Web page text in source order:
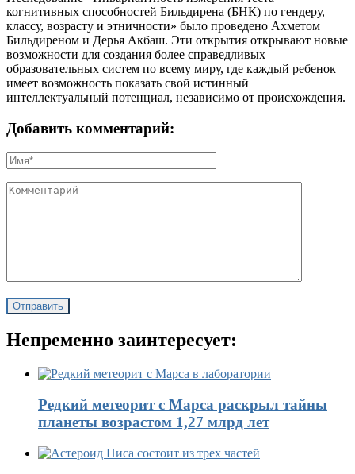
когнитивных способностей Бильдирена (БНК) по гендеру,
классу, возрасту и этничности» было проведено Ахметом
Бильдиреном и Дерья Акбаш. Эти открытия открывают новые
возможности для создания более справедливых
образовательных систем по всему миру, где каждый ребенок
имеет возможность показать свой истинный
интеллектуальный потенциал, независимо от происхождения.
Добавить комментарий:
Непременно заинтересует:
Редкий метеорит с Марса раскрыл тайны
планеты возрастом 1,27 млрд лет